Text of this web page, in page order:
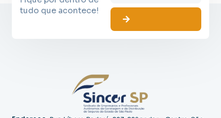
tudo que acontece!